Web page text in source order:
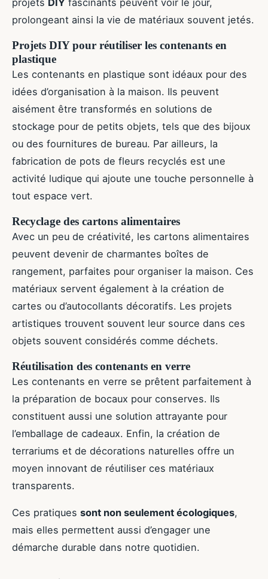
projets DIY fascinants peuvent voir le jour,
prolongeant ainsi la vie de matériaux souvent jetés.
Projets DIY pour réutiliser les contenants en
plastique
Les contenants en plastique sont idéaux pour des
idées d’organisation à la maison. Ils peuvent
aisément être transformés en solutions de
stockage pour de petits objets, tels que des bijoux
ou des fournitures de bureau. Par ailleurs, la
fabrication de pots de fleurs recyclés est une
activité ludique qui ajoute une touche personnelle à
tout espace vert.
Recyclage des cartons alimentaires
Avec un peu de créativité, les cartons alimentaires
peuvent devenir de charmantes boîtes de
rangement, parfaites pour organiser la maison. Ces
matériaux servent également à la création de
cartes ou d’autocollants décoratifs. Les projets
artistiques trouvent souvent leur source dans ces
objets souvent considérés comme déchets.
Réutilisation des contenants en verre
Les contenants en verre se prêtent parfaitement à
la préparation de bocaux pour conserves. Ils
constituent aussi une solution attrayante pour
l’emballage de cadeaux. Enfin, la création de
terrariums et de décorations naturelles offre un
moyen innovant de réutiliser ces matériaux
transparents.
Ces pratiques sont non seulement écologiques,
mais elles permettent aussi d’engager une
démarche durable dans notre quotidien.